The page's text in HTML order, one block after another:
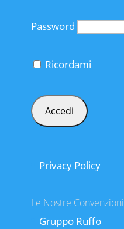
Password
Ricordami
Privacy Policy
Le Nostre Convenzioni
Gruppo Ruffo